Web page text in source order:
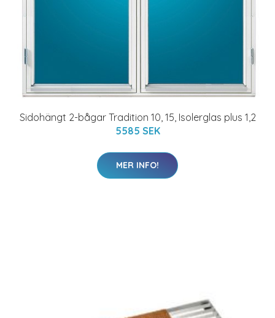
Sidohängt 2-bågar Tradition 10, 15, Isolerglas plus 1,2
5585 SEK
MER INFO!